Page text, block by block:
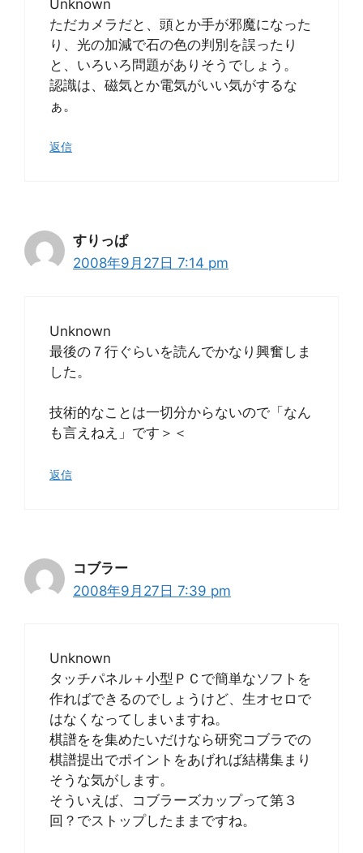
Unknown
ただカメラだと、頭とか手が邪魔になった
り、光の加減で石の色の判別を誤ったり
と、いろいろ問題がありそうでしょう。
認識は、磁気とか電気がいい気がするな
ぁ。
返信
すりっぱ
2008年9月27日 7:14 pm
Unknown
最後の７行ぐらいを読んでかなり興奮しま
した。
技術的なことは一切分からないので「なん
も言えねえ」です＞＜
返信
コブラー
2008年9月27日 7:39 pm
Unknown
タッチパネル＋小型ＰＣで簡単なソフトを
作ればできるのでしょうけど、生オセロで
はなくなってしまいますね。
棋譜をを集めたいだけなら研究コブラでの
棋譜提出でポイントをあげれば結構集まり
そうな気がします。
そういえば、コブラーズカップって第３
回？でストップしたままですね。